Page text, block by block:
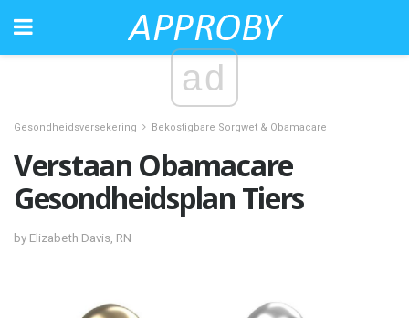
ad
Gesondheidsversekering Bekostigbare Sorgwet & Obamacare
Verstaan ​​Obamacare
Gesondheidsplan Tiers
by Elizabeth Davis, RN